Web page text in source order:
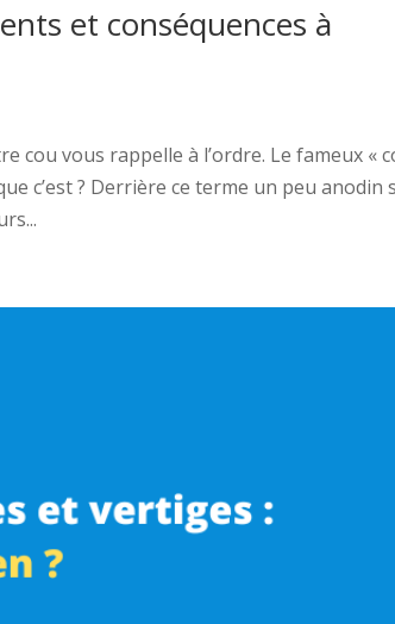
et conséquences à
cou vous rappelle à l’ordre. Le fameux «
c’est ? Derrière ce terme un peu anodin